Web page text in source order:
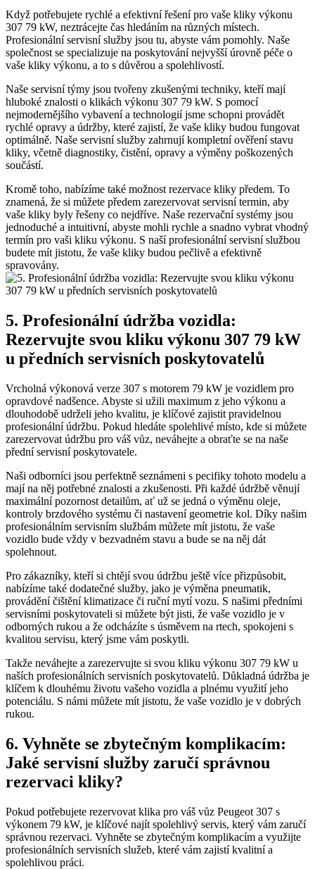
Když ‍potřebujete rychlé‌ a efektivní řešení pro vaše kliky výkonu
307 79 kW, neztrácejte čas hledáním na různých místech.
Profesionální ⁤servisní služby jsou ⁢tu,​ abyste vám pomohly. ⁣Naše
společnost ⁣se specializuje na poskytování nejvyšší úrovně péče o
vaše kliky⁢ výkonu, a to ⁣s ‌důvěrou a spolehlivostí.
Naše servisní týmy jsou tvořeny zkušenými techniky, kteří mají
hluboké znalosti o​ klikách výkonu ‍307 ⁣79 kW. S ⁤pomocí⁤
nejmodernějšího vybavení a technologií jsme schopni provádět‌
rychlé opravy a údržby, které zajistí, že vaše kliky budou ‌fungovat
optimálně.​ Naše servisní služby ​zahrnují kompletní‍ ověření stavu
kliky, včetně diagnostiky, čistění,⁣ opravy ‍a výměny ⁤poškozených⁢
součástí.
Kromě toho,‌ nabízíme také možnost rezervace kliky předem. To ​
znamená, že si ‌můžete předem zarezervovat servisní termin, aby
vaše kliky byly řešeny ‍co nejdříve. Naše rezervační systémy jsou⁢
jednoduché‍ a​ intuitivní, ‌abyste mohli‍ rychle​ a ⁣snadno vybrat ⁤vhodný
termín pro vaši kliku ⁢výkonu. S naší profesionální‌ servisní‍ službou
budete mít jistotu, ​že vaše kliky budou ⁢pečlivě a efektivně
spravovány.
5. Profesionální⁢ údržba vozidla:
‌Rezervujte svou kliku výkonu 307 79 kW
u předních‍ servisních poskytovatelů
Vrcholná výkonová verze 307 s motorem 79 kW je vozidlem pro⁤
opravdové nadšence. Abyste si užili maximum z jeho ⁢výkonu a
dlouhodobě udrželi jeho ​kvalitu, ‍je klíčové zajistit pravidelnou
profesionální údržbu. Pokud hledáte spolehlivé místo,‌ kde si můžete
zarezervovat údržbu pro váš vůz, neváhejte ​a obraťte se na naše⁤
přední​ servisní poskytovatele.
Naši ⁣odborníci jsou perfektně seznámeni s⁣ pecifiky⁤ tohoto modelu a
mají na něj ⁤potřebné znalosti a zkušenosti.​ Při ​každé údržbě věnují
‍maximální ‍pozornost ⁢detailům, ať⁢ už se jedná o výměnu oleje,
kontroly brzdového systému či nastavení geometrie kol. Díky⁢ našim
⁢profesionálním servisním službám‌ můžete⁢ mít jistotu, ⁣že ⁣vaše
‌vozidlo ⁢bude vždy⁢ v bezvadném‍ stavu ​a ‌bude‌ se na něj dát
spolehnout.
Pro⁣ zákazníky, kteří si ⁣chtějí ​svou údržbu ještě více přizpůsobit,
‍nabízíme také dodatečné služby, jako je výměna ⁢pneumatik,
provádění čištění klimatizace⁢ či ruční ‍mytí ‌vozu. S našimi předními
servisními poskytovateli‍ si⁢ můžete být jisti, že vaše vozidlo⁣ je v
odborných rukou a že odcházíte s ⁣úsměvem na rtech, spokojeni s
kvalitou‍ servisu, který⁣ jsme vám poskytli.
Takže ​neváhejte ⁤a zarezervujte si⁣ svou kliku výkonu ‌307 79 kW u
naších profesionálních servisních ⁢poskytovatelů. Důkladná údržba je
klíčem k ‍dlouhému životu‍ vašeho vozidla a ⁢plnému využití jeho
potenciálu. S⁤ námi můžete mít jistotu, že vaše‌ vozidlo je v dobrých
rukou.
6. Vyhněte se ‍zbytečným komplikacím:
Jaké⁢ servisní služby zaručí správnou
rezervaci ⁤kliky?
Pokud potřebujete rezervovat⁣ klika pro ⁤váš vůz⁣ Peugeot ⁤307 s
výkonem 79 kW, ‍je klíčové najít spolehlivý servis, ‌který vám ⁢zaručí
správnou ⁤rezervaci. Vyhněte se zbytečným komplikacím a ⁣využijte
profesionálních servisních služeb, které vám zajistí kvalitní a
spolehlivou ⁢práci.